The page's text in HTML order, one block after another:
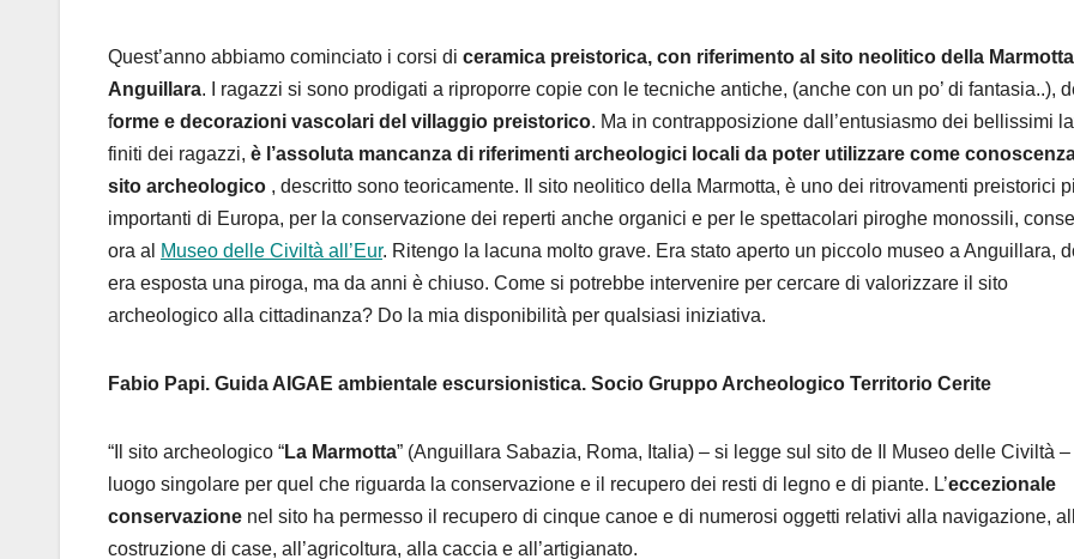
Quest’anno abbiamo cominciato i corsi di ceramica preistorica, con riferimento al sito neolitico della
Anguillara. I ragazzi si sono prodigati a riproporre copie con le tecniche antiche, (anche con un po’ di fantasia..),
forme e decorazioni vascolari del villaggio preistorico. Ma in contrapposizione dall’entusiasmo dei bellissimi
finiti dei ragazzi, è l’assoluta mancanza di riferimenti archeologici locali da poter utilizzare come
sito archeologico , descritto sono teoricamente. Il sito neolitico della Marmotta, è uno dei ritrovamenti preistorici
importanti di Europa, per la conservazione dei reperti anche organici e per le spettacolari piroghe monossili,
ora al
Museo delle Civiltà all’Eur. Ritengo la lacuna molto grave. Era stato aperto un piccolo museo a Anguillara,
era esposta una piroga, ma da anni è chiuso. Come si potrebbe intervenire per cercare di valorizzare il sito
archeologico alla cittadinanza? Do la mia disponibilità per qualsiasi iniziativa.
Fabio Papi. Guida AIGAE ambientale escursionistica. Socio Gruppo Archeologico Territorio Cerite
“Il sito archeologico “La Marmotta” (Anguillara Sabazia, Roma, Italia) – si legge sul sito de Il Museo delle Civiltà –
luogo singolare per quel che riguarda la conservazione e il recupero dei resti di legno e di piante. L’eccezionale
conservazione nel sito ha permesso il recupero di cinque canoe e di numerosi oggetti relativi alla navigazione,
costruzione di case, all’agricoltura, alla caccia e all’artigianato.